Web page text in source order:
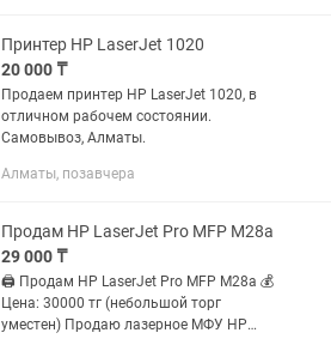
Принтер HP LaserJet 1020
20 000 ₸
Продаем принтер HP LaserJet 1020, в
отличном рабочем состоянии.
Самовывоз, Алматы.
Алматы, позавчера
Продам HP LaserJet Pro MFP M28a
29 000 ₸
🖨️ Продам HP LaserJet Pro MFP M28a 💰
Цена: 30000 тг (небольшой торг
уместен) Продаю лазерное МФУ HP